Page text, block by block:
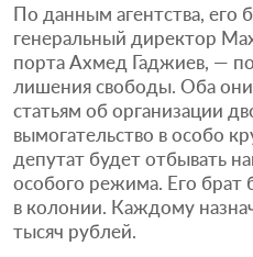
По данным агентства, его
генеральный директор
порта Ахмед Гаджиев, —
лишения свободы. Оба
статьям об организации
вымогательство в особо
депутат будет отбывать
особого режима. Его брат
в колонии. Каждому
тысяч рублей.